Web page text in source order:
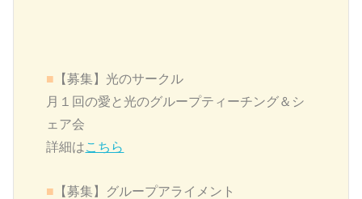
■ 【募集】光のサークル
月１回の愛と光のグループティーチング＆シ
ェア会
詳細はこちら
■ 【募集】グループアライメント